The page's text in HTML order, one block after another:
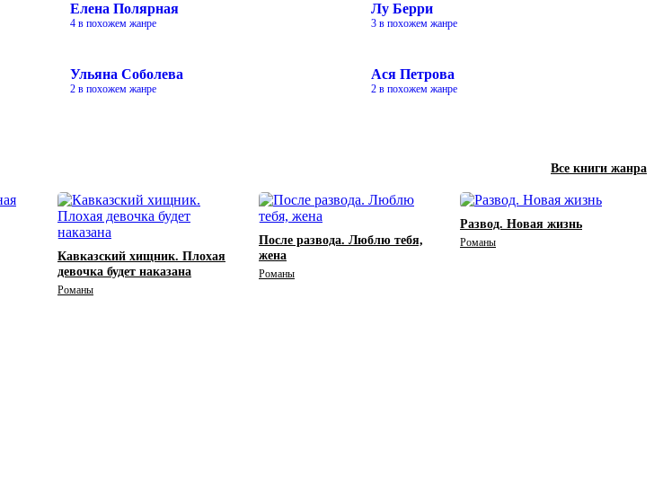
Елена Полярная
4 в похожем жанре
Лу Берри
3 в похожем жанре
Ульяна Соболева
2 в похожем жанре
Ася Петрова
2 в похожем жанре
Все книги жанра
Кавказский хищник. Плохая
девочка будет наказана
Романы
После развода. Люблю тебя,
жена
Романы
Развод. Новая жизнь
Романы